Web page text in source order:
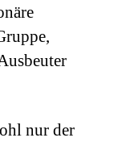
nur der